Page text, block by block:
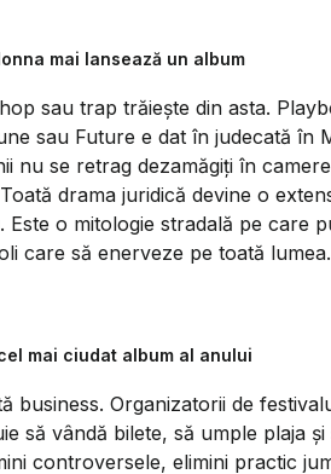
mai lansează un album
sau trap trăiește din asta.
sau Future e dat în judecată în
nu se retrag dezamăgiți în
drama juridică devine o
o mitologie stradală pe care
care să enerveze pe toată lumea.
mai ciudat album al anului
business. Organizatorii de
să vândă bilete, să umple plaja
controversele, elimini practic